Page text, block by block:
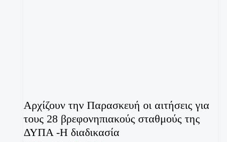
Αρχίζουν την Παρασκευή οι αιτήσεις για
τους 28 βρεφονηπιακούς σταθμούς της
ΔΥΠΑ -Η διαδικασία